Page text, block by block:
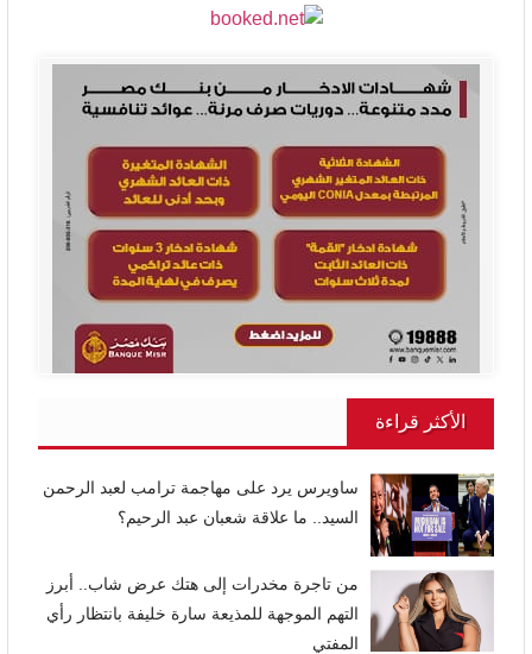
الأكثر قراءة
ساويرس يرد على مهاجمة ترامب لعبد الرحمن
السيد.. ما علاقة شعبان عبد الرحيم؟
من تاجرة مخدرات إلى هتك عرض شاب.. أبرز
التهم الموجهة للمذيعة سارة خليفة بانتظار رأي
المفتي